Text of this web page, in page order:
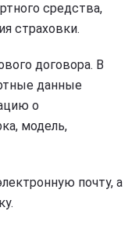
средства,
страховки.
договора. В
данные
о
модель,
почту, а